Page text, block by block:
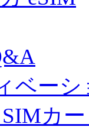
ベー
カ